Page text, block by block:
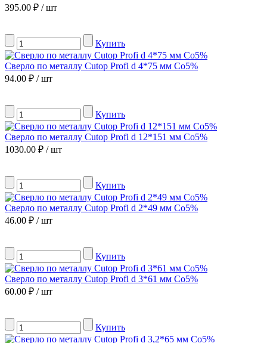
395.00 ₽ / шт
Купить
Сверло по металлу Сutop Profi d 4*75 мм Co5%
94.00 ₽ / шт
Купить
Сверло по металлу Сutop Profi d 12*151 мм Co5%
1030.00 ₽ / шт
Купить
Сверло по металлу Сutop Profi d 2*49 мм Co5%
46.00 ₽ / шт
Купить
Сверло по металлу Сutop Profi d 3*61 мм Co5%
60.00 ₽ / шт
Купить